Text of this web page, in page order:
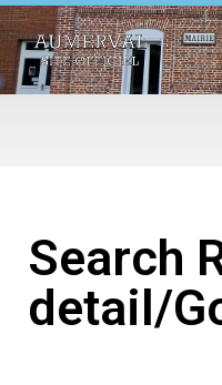
Search
detail/